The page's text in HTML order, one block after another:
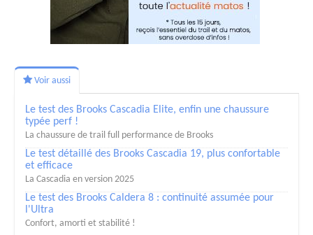
Voir aussi
Le test des Brooks Cascadia Elite, enfin une chaussure
typée perf !
La chaussure de trail full performance de Brooks
Le test détaillé des Brooks Cascadia 19, plus confortable
et efficace
La Cascadia en version 2025
Le test des Brooks Caldera 8 : continuité assumée pour
l'Ultra
Confort, amorti et stabilité !